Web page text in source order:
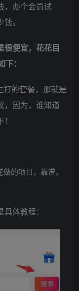
，办个会员试
。
便宜， 花花目
：
打的套餐，那就是
，因为，谁知道
的项目，靠谱，
体教程：